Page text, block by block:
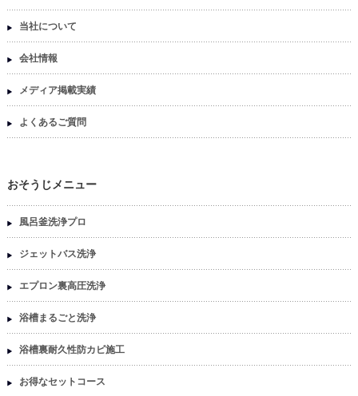
当社について
会社情報
メディア掲載実績
よくあるご質問
おそうじメニュー
風呂釜洗浄プロ
ジェットバス洗浄
エプロン裏高圧洗浄
浴槽まるごと洗浄
浴槽裏耐久性防カビ施工
お得なセットコース